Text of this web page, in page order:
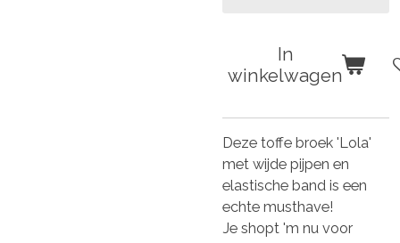
In
winkelwagen
Deze toffe broek 'Lola'
met wijde pijpen en
elastische band is een
echte musthave!
Je shopt 'm nu voor